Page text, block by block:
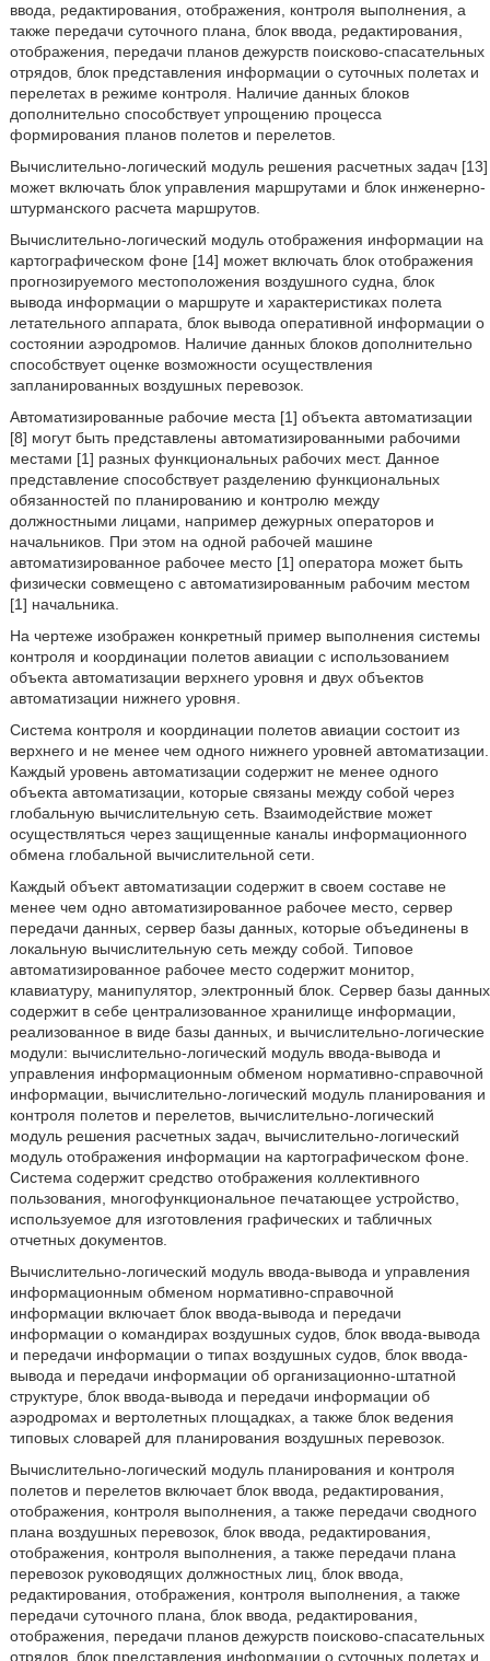
ввода, редактирования, отображения, контроля выполнения, а
также передачи суточного плана, блок ввода, редактирования,
отображения, передачи планов дежурств поисково-спасательных
отрядов, блок представления информации о суточных полетах и
перелетах в режиме контроля. Наличие данных блоков
дополнительно способствует упрощению процесса
формирования планов полетов и перелетов.
Вычислительно-логический модуль решения расчетных задач [13]
может включать блок управления маршрутами и блок инженерно-
штурманского расчета маршрутов.
Вычислительно-логический модуль отображения информации на
картографическом фоне [14] может включать блок отображения
прогнозируемого местоположения воздушного судна, блок
вывода информации о маршруте и характеристиках полета
летательного аппарата, блок вывода оперативной информации о
состоянии аэродромов. Наличие данных блоков дополнительно
способствует оценке возможности осуществления
запланированных воздушных перевозок.
Автоматизированные рабочие места [1] объекта автоматизации
[8] могут быть представлены автоматизированными рабочими
местами [1] разных функциональных рабочих мест. Данное
представление способствует разделению функциональных
обязанностей по планированию и контролю между
должностными лицами, например дежурных операторов и
начальников. При этом на одной рабочей машине
автоматизированное рабочее место [1] оператора может быть
физически совмещено с автоматизированным рабочим местом
[1] начальника.
На чертеже изображен конкретный пример выполнения системы
контроля и координации полетов авиации с использованием
объекта автоматизации верхнего уровня и двух объектов
автоматизации нижнего уровня.
Система контроля и координации полетов авиации состоит из
верхнего и не менее чем одного нижнего уровней автоматизации.
Каждый уровень автоматизации содержит не менее одного
объекта автоматизации, которые связаны между собой через
глобальную вычислительную сеть. Взаимодействие может
осуществляться через защищенные каналы информационного
обмена глобальной вычислительной сети.
Каждый объект автоматизации содержит в своем составе не
менее чем одно автоматизированное рабочее место, сервер
передачи данных, сервер базы данных, которые объединены в
локальную вычислительную сеть между собой. Типовое
автоматизированное рабочее место содержит монитор,
клавиатуру, манипулятор, электронный блок. Сервер базы данных
содержит в себе централизованное хранилище информации,
реализованное в виде базы данных, и вычислительно-логические
модули: вычислительно-логический модуль ввода-вывода и
управления информационным обменом нормативно-справочной
информации, вычислительно-логический модуль планирования и
контроля полетов и перелетов, вычислительно-логический
модуль решения расчетных задач, вычислительно-логический
модуль отображения информации на картографическом фоне.
Система содержит средство отображения коллективного
пользования, многофункциональное печатающее устройство,
используемое для изготовления графических и табличных
отчетных документов.
Вычислительно-логический модуль ввода-вывода и управления
информационным обменом нормативно-справочной
информации включает блок ввода-вывода и передачи
информации о командирах воздушных судов, блок ввода-вывода
и передачи информации о типах воздушных судов, блок ввода-
вывода и передачи информации об организационно-штатной
структуре, блок ввода-вывода и передачи информации об
аэродромах и вертолетных площадках, а также блок ведения
типовых словарей для планирования воздушных перевозок.
Вычислительно-логический модуль планирования и контроля
полетов и перелетов включает блок ввода, редактирования,
отображения, контроля выполнения, а также передачи сводного
плана воздушных перевозок, блок ввода, редактирования,
отображения, контроля выполнения, а также передачи плана
перевозок руководящих должностных лиц, блок ввода,
редактирования, отображения, контроля выполнения, а также
передачи суточного плана, блок ввода, редактирования,
отображения, передачи планов дежурств поисково-спасательных
отрядов, блок представления информации о суточных полетах и